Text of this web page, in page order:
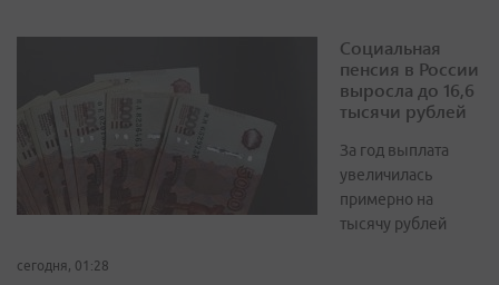
Социальная
пенсия в России
выросла до 16,6
тысячи рублей
За год выплата
увеличилась
примерно на
тысячу рублей
сегодня, 01:28